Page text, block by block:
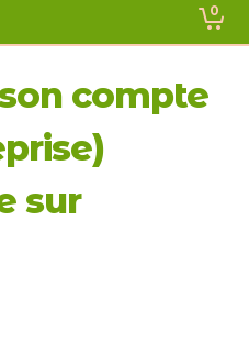
0
compte
sur